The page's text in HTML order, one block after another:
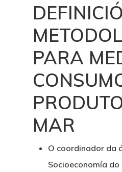
PARA
MAR
O coordinador da
Socioeconomía do